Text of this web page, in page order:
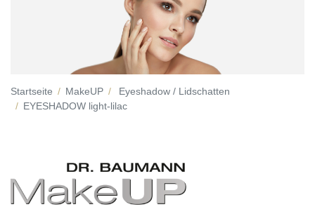
Startseite MakeUP
Eyeshadow / Lidschatten
EYESHADOW light-lilac